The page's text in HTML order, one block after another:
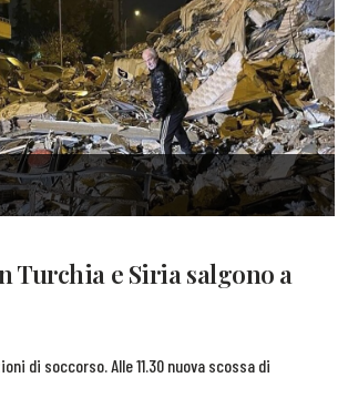
Turchia e Siria salgono a
di soccorso. Alle 11.30 nuova scossa di